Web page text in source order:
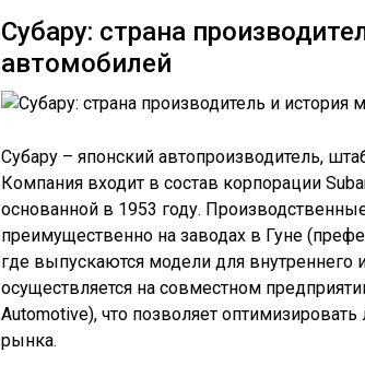
Субару: страна
автомобилей
Субару – японский автопроизводитель,
Компания входит в состав корпорации
основанной в 1953 году.
преимущественно на заводах в Гуне
где выпускаются модели для
осуществляется на совместном
Automotive), что позволяет
рынка.